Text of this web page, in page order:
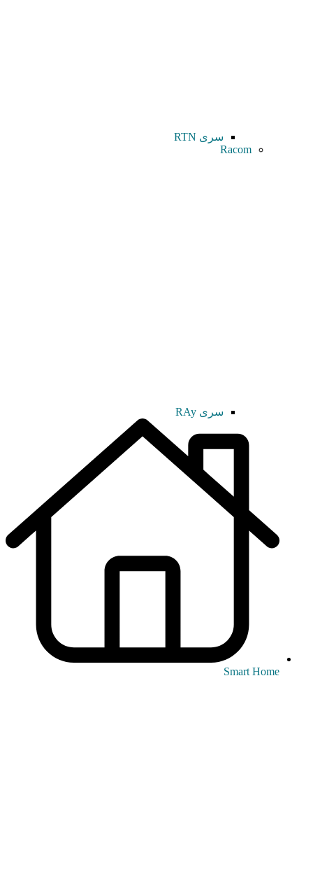
سری RTN
Racom
سری RAy
Smart Home